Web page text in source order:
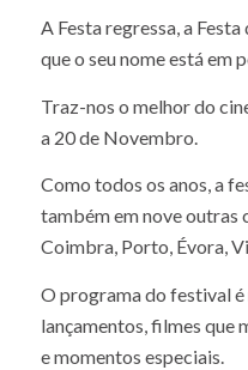
A Festa regressa, a
que o seu nome está em
Traz-nos o melhor do
a 20 de Novembro.
Como todos os anos, a
também em nove outras
Coimbra, Porto, Évora,
O programa do festival
lançamentos, filmes que
e momentos especiais.